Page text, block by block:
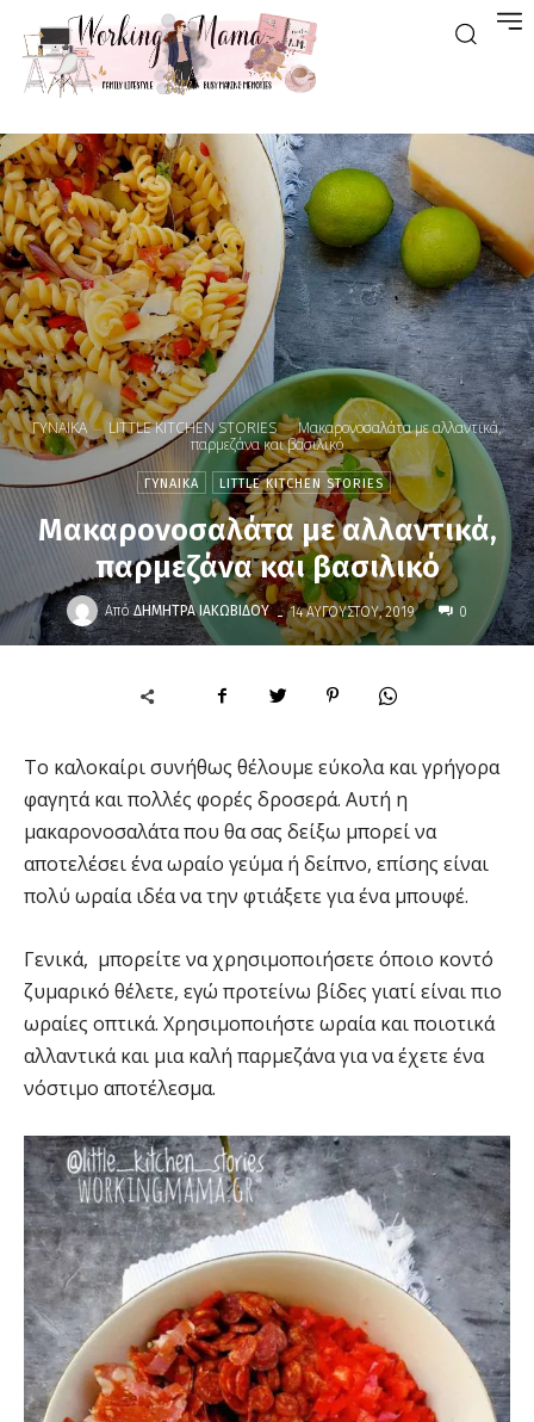
ΓΥΝΑΙΚΑ LITTLE KITCHEN STORIES
Μακαρονοσαλάτα με αλλαντικά,
παρμεζάνα και βασιλικό
ΓΥΝΑΙΚΑ LITTLE KITCHEN STORIES
Μακαρονοσαλάτα με αλλαντικά,
παρμεζάνα και βασιλικό
Από ΔΉΜΗΤΡΑ ΙΑΚΩΒΊΔΟΥ - 14 ΑΥΓΟΎΣΤΟΥ, 2019 0
Το καλοκαίρι συνήθως θέλουμε εύκολα και γρήγορα
φαγητά και πολλές φορές δροσερά. Αυτή η
μακαρονοσαλάτα που θα σας δείξω μπορεί να
αποτελέσει ένα ωραίο γεύμα ή δείπνο, επίσης είναι
πολύ ωραία ιδέα να την φτιάξετε για ένα μπουφέ.
Γενικά, μπορείτε να χρησιμοποιήσετε όποιο κοντό
ζυμαρικό θέλετε, εγώ προτείνω βίδες γιατί είναι πιο
ωραίες οπτικά. Χρησιμοποιήστε ωραία και ποιοτικά
αλλαντικά και μια καλή παρμεζάνα για να έχετε ένα
νόστιμο αποτέλεσμα.